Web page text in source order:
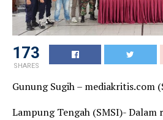
173
SHARES
Gunung Sugih – mediakritis.com
Lampung Tengah (SMSI)- Dalam